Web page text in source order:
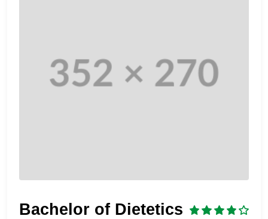
Bachelor of Dietetics